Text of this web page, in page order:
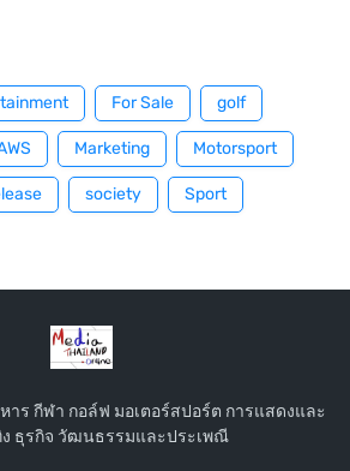
For Sale golf
Marketing Motorsport
society Sport
าร กีฬา กอล์ฟ มอเตอร์สปอร์ต การแสดงและ
ง ธุรกิจ วัฒนธรรมและประเพณี